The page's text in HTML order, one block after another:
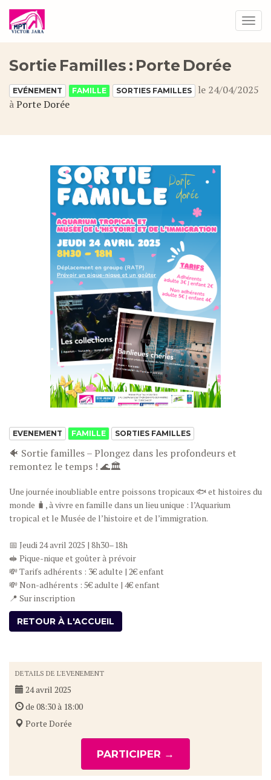
Sortie Familles : Porte Dorée
EVÉNEMENT FAMILLE SORTIES FAMILLES
le 24/04/2025
àPorte Dorée
EVENEMENT FAMILLE SORTIES FAMILLES
🐠 Sortie familles – Plongez dans les profondeurs et
remontez le temps ! 🌊🏛
Une journée inoubliable entre poissons tropicaux 🐟 et histoires du
monde 🧳, à vivre en famille dans un lieu unique : l’Aquarium
tropical et le Musée de l’histoire et de l’immigration.
📅 Jeudi 24 avril 2025 | 8h30–18h
🥪 Pique-nique et goûter à prévoir
💸 Tarifs adhérents : 3€ adulte | 2€ enfant
💸 Non-adhérents : 5€ adulte | 4€ enfant
📍 Sur inscription
RETOUR À L'ACCUEIL
DETAILS DE L'EVENEMENT
24 avril 2025
de 08:30 à 18:00
Porte Dorée
PARTICIPER →